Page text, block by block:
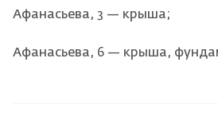
Афанасьева, 3 — крыша;
Афанасьева, 6 — крыша,